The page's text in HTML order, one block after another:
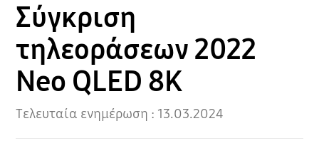
Σύγκριση
τηλεοράσεων 2022
Neo QLED 8K
Τελευταία ενημέρωση : 13.03.2024